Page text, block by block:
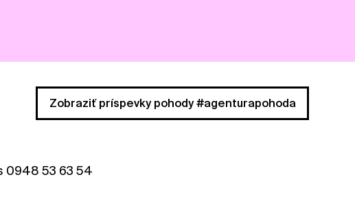
Zobraziť príspevky pohody #agenturapohoda
0948 53 63 54